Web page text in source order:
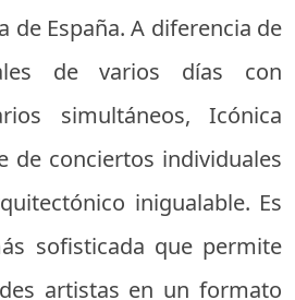
de España. A diferencia de
de varios días con
simultáneos, Icónica
de conciertos individuales
inigualable. Es
sofisticada que permite
artistas en un formato